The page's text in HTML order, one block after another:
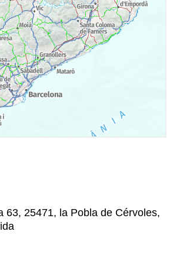
63, 25471, la Pobla de Cérvoles,